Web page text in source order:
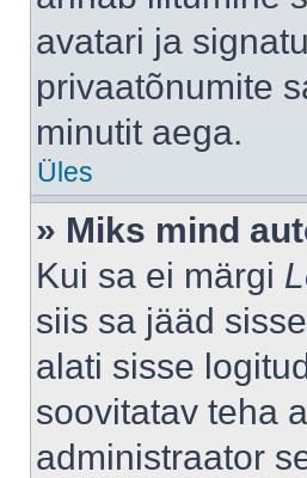
avatari ja
privaatõnumite
minutit aega.
Üles
» Miks mind
Kui sa ei märgi
siis sa jääd
alati sisse
soovitatav teha
administraator